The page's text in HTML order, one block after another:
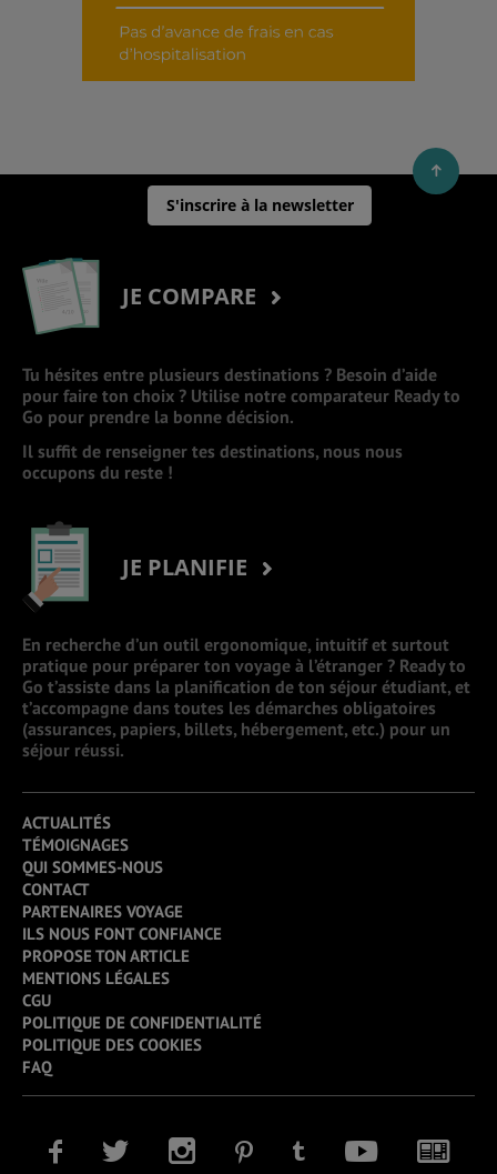
S'inscrire à la newsletter
JE COMPARE
Tu hésites entre plusieurs destinations ? Besoin d’aide
pour faire ton choix ? Utilise notre comparateur Ready to
Go pour prendre la bonne décision.
Il suffit de renseigner tes destinations, nous nous
occupons du reste !
JE PLANIFIE
En recherche d’un outil ergonomique, intuitif et surtout
pratique pour préparer ton voyage à l’étranger ? Ready to
Go t’assiste dans la planification de ton séjour étudiant, et
t’accompagne dans toutes les démarches obligatoires
(assurances, papiers, billets, hébergement, etc.) pour un
séjour réussi.
ACTUALITÉS
TÉMOIGNAGES
QUI SOMMES-NOUS
CONTACT
PARTENAIRES VOYAGE
ILS NOUS FONT CONFIANCE
PROPOSE TON ARTICLE
MENTIONS LÉGALES
CGU
POLITIQUE DE CONFIDENTIALITÉ
POLITIQUE DES COOKIES
FAQ